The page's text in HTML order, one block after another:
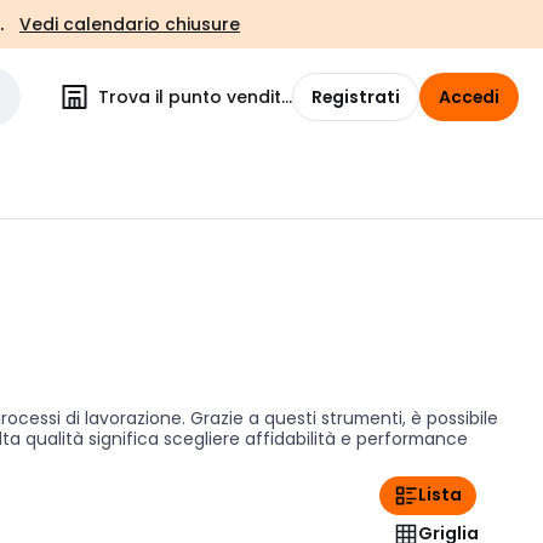
Vedi calendario chiusure
Trova il punto vendita Registrati Accedi
di lavorazione. Grazie a questi strumenti, è possibile
qualità significa scegliere affidabilità e performance
Lista
Griglia